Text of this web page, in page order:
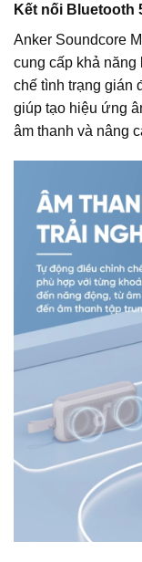
Kết nối Bluetooth
Anker Soundcore
cung cấp khả năng
chế tình trạng gián
giúp tạo hiệu ứng
âm thanh và nâng